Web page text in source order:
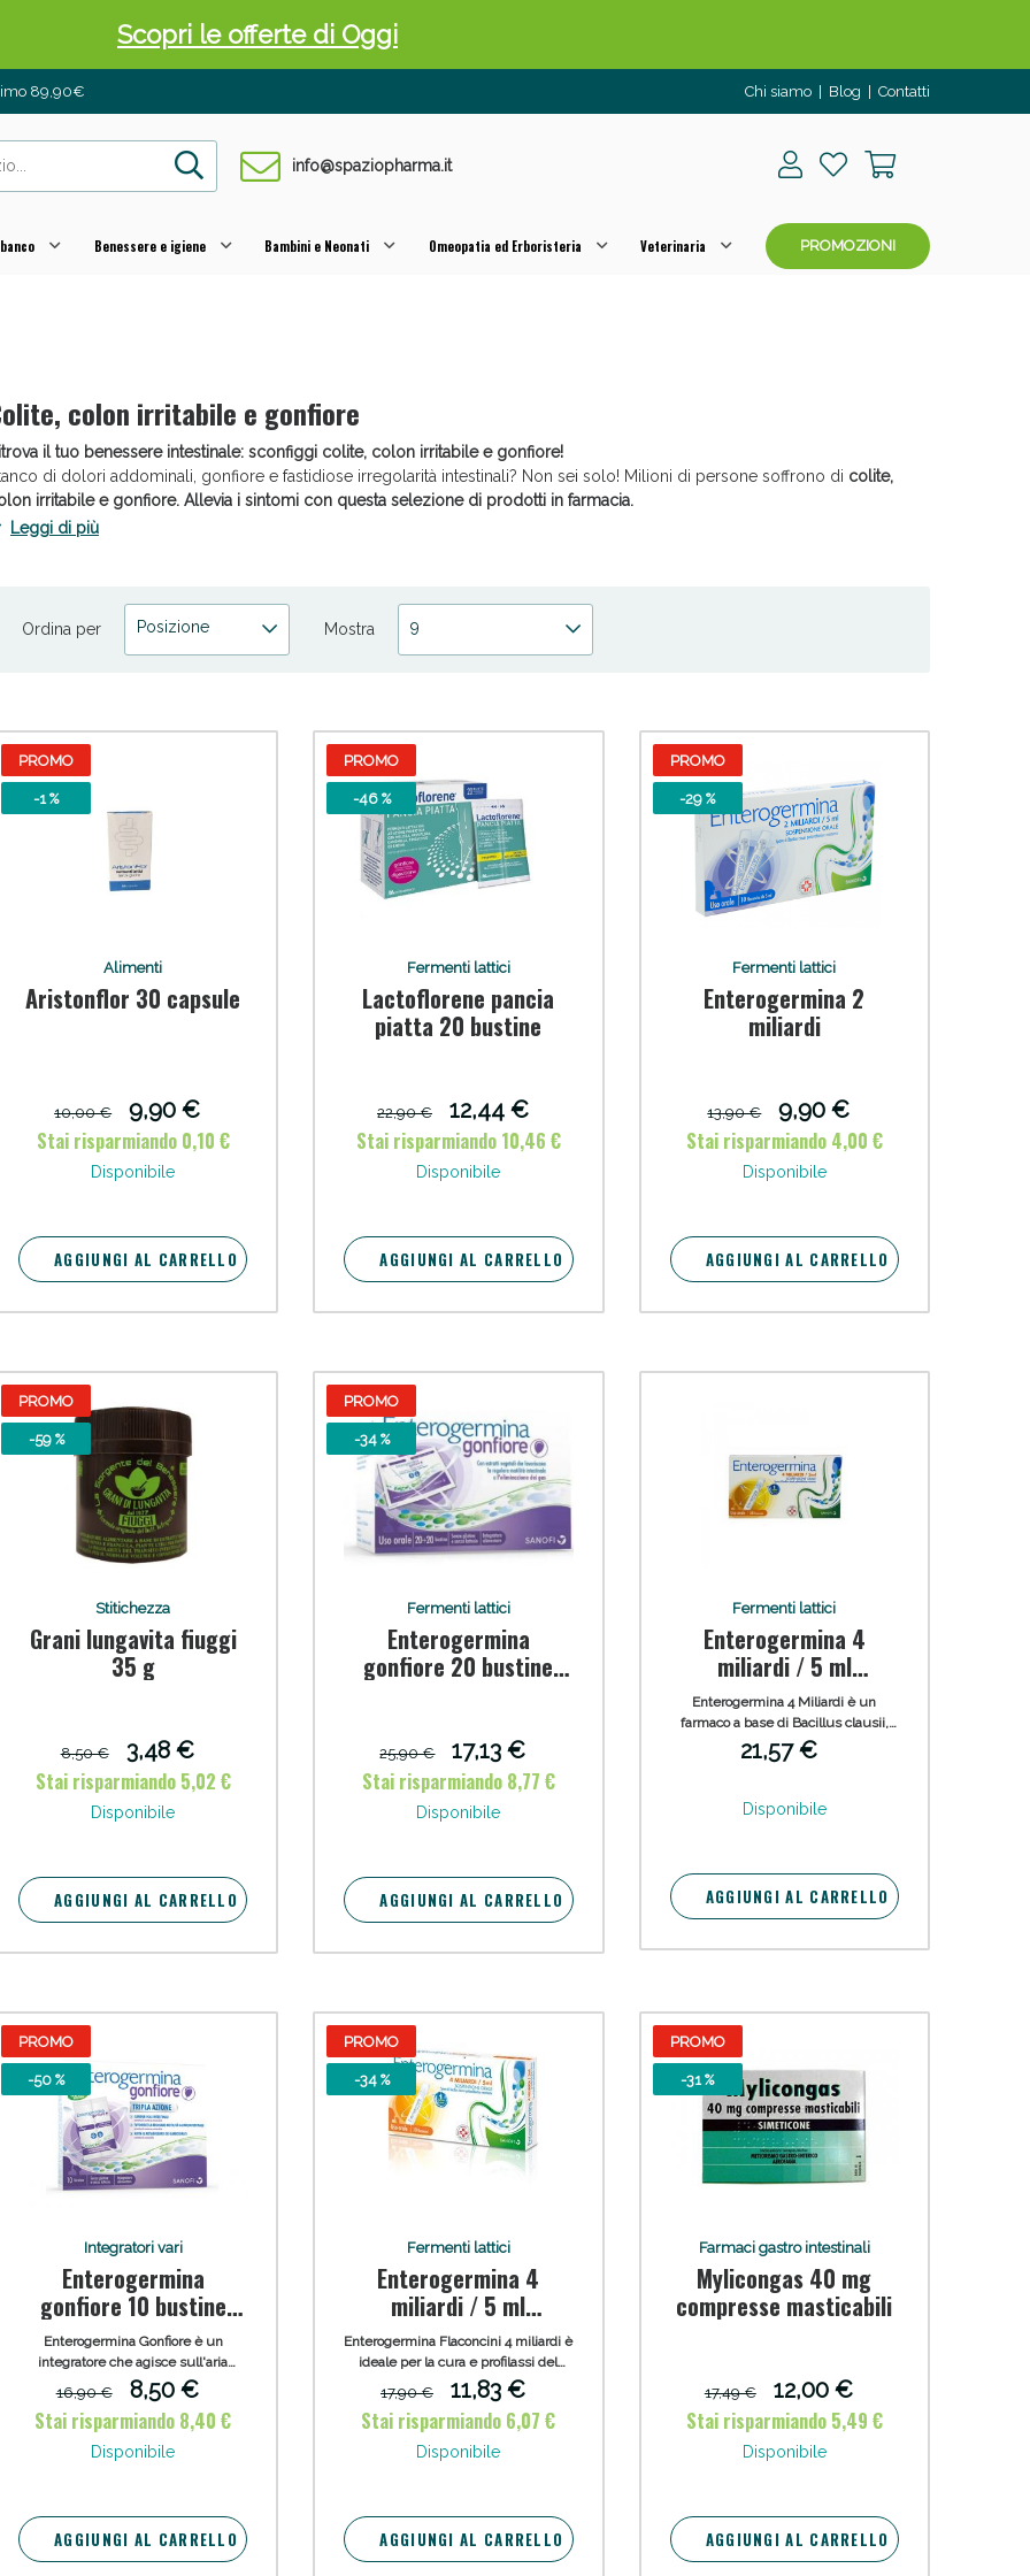
89,90€ Chi siamo Blog Contatti
info@spaziopharma.it
Benessere e igiene Bambini e Neonati Omeopatia ed Erboristeria Veterinaria PROMOZIONI
colon irritabile e gonfiore
il tuo benessere intestinale: sconfiggi colite, colon irritabile e gonfiore!
di dolori addominali, gonfiore e fastidiose irregolarità intestinali? Non sei solo! Milioni di persone soffrono di colite,
irritabile e gonfiore. Allevia i sintomi con questa selezione di prodotti in farmacia.
Leggi di più
Ordina per Posizione Mostra 9
PROMO
-1 %
Alimenti
Aristonflor 30 capsule
10,00 €
9,90 €
Stai risparmiando 0,10 €
Disponibile
AGGIUNGI AL CARRELLO
PROMO
-46 %
Fermenti lattici
Lactoflorene pancia
piatta 20 bustine
22,90 €
12,44 €
Stai risparmiando 10,46 €
Disponibile
AGGIUNGI AL CARRELLO
PROMO
-29 %
Fermenti lattici
Enterogermina 2
miliardi
13,90 €
9,90 €
Stai risparmiando 4,00 €
Disponibile
AGGIUNGI AL CARRELLO
PROMO
-59 %
Stitichezza
Grani lungavita fiuggi
35 g
8,50 €
3,48 €
Stai risparmiando 5,02 €
Disponibile
AGGIUNGI AL CARRELLO
PROMO
-34 %
Fermenti lattici
Enterogermina
gonfiore 20 bustine
25,90 €
17,13 €
Stai risparmiando 8,77 €
Disponibile
AGGIUNGI AL CARRELLO
Fermenti lattici
Enterogermina 4
miliardi / 5 ml
sospensione orale
Enterogermina 4 Miliardi è un
farmaco a base di Bacillus clausii,
specifico per il ripristino della flora
batterica e il benessere intestinale.
21,57 €
Disponibile
AGGIUNGI AL CARRELLO
PROMO
-50 %
Integratori vari
Enterogermina
gonfiore 10 bustine
bipartite
Enterogermina Gonfiore è un
integratore che agisce sull'aria
nell’intestino e contrasta il gonfiore
della pancia grazie all'azione dei
probiotici.
16,90 €
8,50 €
Stai risparmiando 8,40 €
Disponibile
AGGIUNGI AL CARRELLO
PROMO
-34 %
Fermenti lattici
Enterogermina 4
miliardi / 5 ml
sospensione orale
Enterogermina Flaconcini 4 miliardi è
ideale per la cura e profilassi del
dismicrobismo intestinale e
conseguenti disvitaminosi
endogene. Agisce come terapia
coadiuvante per il ripristino della
flora microbica intestinale, alterata
17,90 €
11,83 €
Stai risparmiando 6,07 €
Disponibile
AGGIUNGI AL CARRELLO
PROMO
-31 %
Farmaci gastro intestinali
Mylicongas 40 mg
compresse masticabili
17,49 €
12,00 €
Stai risparmiando 5,49 €
Disponibile
AGGIUNGI AL CARRELLO
Scopri le offerte di Oggi
e Multivitaminici: oggi Sconto extra fino al 50%!
e Fanghi: Sconto fino al 40% valido oggi!
Sconto fino al 55% disponibile oggi!
Vie Urinarie e Prostata: Sconti fino al 45% oggi!
Intestinale: Sconto fino al 55% valido oggi!